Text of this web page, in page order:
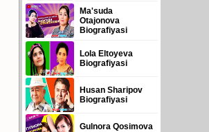
Ma'suda
Otajonova
Biografiyasi
Lola Eltoyeva
Biografiyasi
Husan Sharipov
Biografiyasi
Gulnora Qosimova